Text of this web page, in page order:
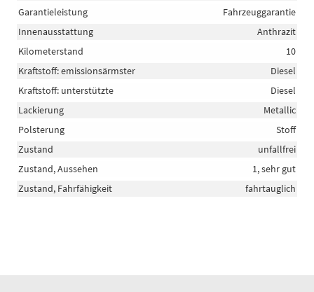
Garantieleistung
Fahrzeuggarantie
Innenausstattung
Anthrazit
Kilometerstand
10
Kraftstoff: emissionsärmster
Diesel
Kraftstoff: unterstützte
Diesel
Lackierung
Metallic
Polsterung
Stoff
Zustand
unfallfrei
Zustand, Aussehen
1, sehr gut
Zustand, Fahrfähigkeit
fahrtauglich